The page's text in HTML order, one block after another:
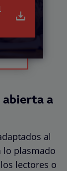
abierta a
al
lo plasmado
lectores o